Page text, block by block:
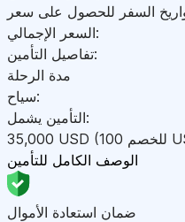
السفر للحصول على سعر
السعر الإجمالي:
تفاصيل التأمين:
مدة الرحلة
سياح:
التأمين يشمل:
35,000 USD
الوصف الكامل للتأمين
ضمان استعادة الأموال